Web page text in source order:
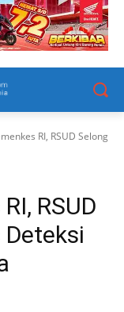
RI, RSUD Selong
RSUD